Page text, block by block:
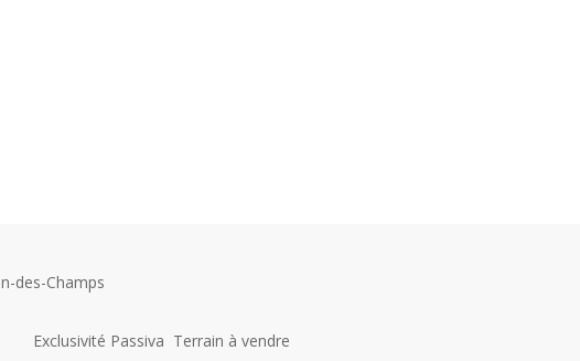
des-Champs
Exclusivité Passiva Terrain à vendre